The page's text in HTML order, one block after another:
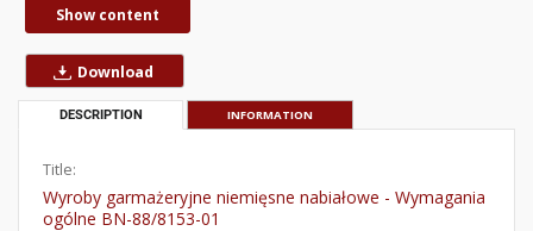
Show content
Download
DESCRIPTION INFORMATION
Title:
Wyroby garmażeryjne niemięsne nabiałowe - Wymagania
ogólne BN-88/8153-01